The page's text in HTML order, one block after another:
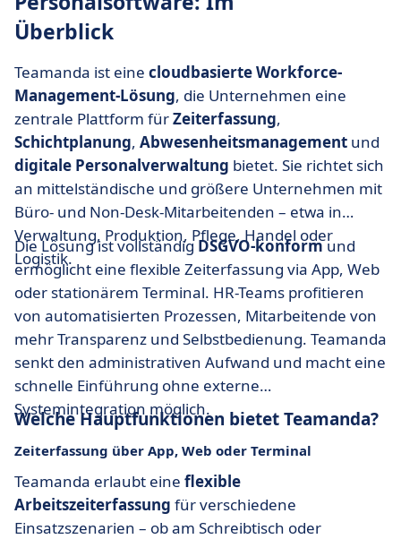
Überblick
Teamanda ist eine cloudbasierte Workforce-
Management-Lösung, die Unternehmen eine
zentrale Plattform fürZeiterfassung,
Schichtplanung, Abwesenheitsmanagement und
digitale Personalverwaltung bietet. Sie richtet sich
an mittelständische und größere Unternehmen mit
Büro- und Non-Desk-Mitarbeitenden – etwa in
Verwaltung, Produktion, Pflege, Handel oder
Logistik.
Die Lösung ist vollständigDSGVO-konformund
ermöglicht eine flexible Zeiterfassung via App, Web
oder stationärem Terminal. HR-Teams profitieren
von automatisierten Prozessen, Mitarbeitende von
mehr Transparenz und Selbstbedienung. Teamanda
senkt den administrativen Aufwand und macht eine
schnelle Einführung ohne externe
Systemintegration möglich.
Welche Hauptfunktionen bietet Teamanda?
Zeiterfassung über App, Web oder Terminal
Teamanda erlaubt eine flexible
Arbeitszeiterfassung für verschiedene
Einsatzszenarien – ob am Schreibtisch oder